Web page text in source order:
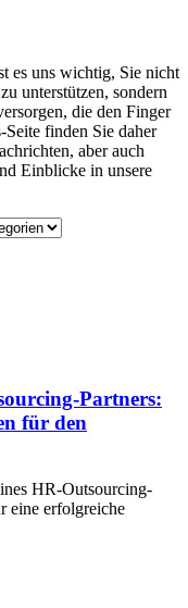
es uns wichtig, Sie nicht
unterstützen, sondern
die den Finger
finden Sie daher
aber auch
Einblicke in unsere
Partners:
für den
HR-Outsourcing-
eine erfolgreiche